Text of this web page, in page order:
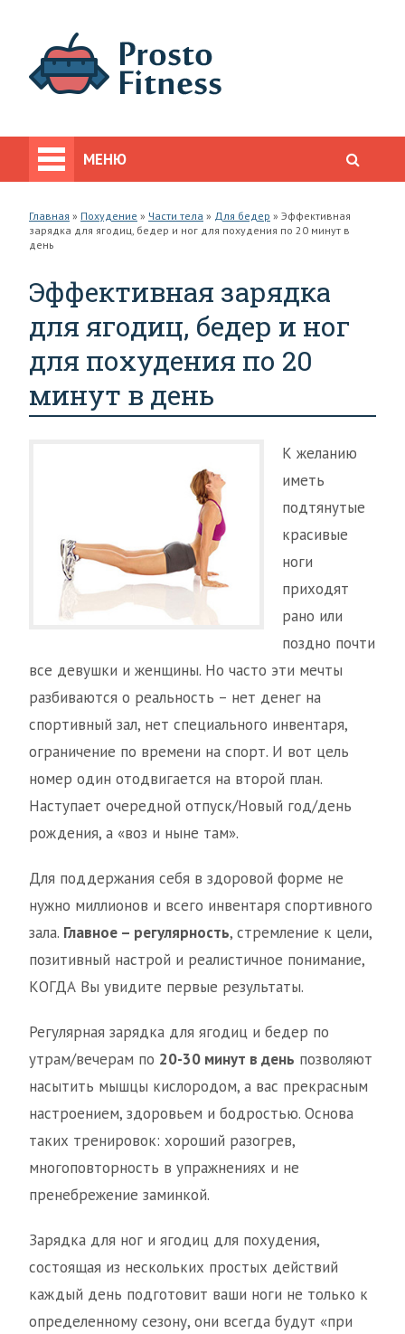
МЕНЮ
Главная » Похудение » Части тела » Для бедер » Эффективная
зарядка для ягодиц, бедер и ног для похудения по 20 минут в
день
Эффективная зарядка
для ягодиц, бедер и ног
для похудения по 20
минут в день
К желанию
иметь
подтянутые
красивые
ноги
приходят
рано или
поздно почти
все девушки и женщины. Но часто эти мечты
разбиваются о реальность – нет денег на
спортивный зал, нет специального инвентаря,
ограничение по времени на спорт. И вот цель
номер один отодвигается на второй план.
Наступает очередной отпуск/Новый год/день
рождения, а «воз и ныне там».
Для поддержания себя в здоровой форме не
нужно миллионов и всего инвентаря спортивного
зала. Главное – регулярность, стремление к цели,
позитивный настрой и реалистичное понимание,
КОГДА Вы увидите первые результаты.
Регулярная зарядка для ягодиц и бедер по
утрам/вечерам по 20-30 минут в день позволяют
насытить мышцы кислородом, а вас прекрасным
настроением, здоровьем и бодростью. Основа
таких тренировок: хороший разогрев,
многоповторность в упражнениях и не
пренебрежение заминкой.
Зарядка для ног и ягодиц для похудения,
состоящая из нескольких простых действий
каждый день подготовит ваши ноги не только к
определенному сезону, они всегда будут «при